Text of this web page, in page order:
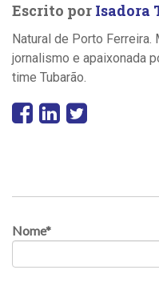
Escrito por Isadora
Natural de Porto
jornalismo e apaixonada
time Tubarão.
Nome*